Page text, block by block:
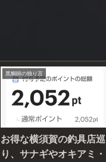
黒鯛師の独り言
お得な横須賀の釣具店巡
り、サナギやオキアミ・